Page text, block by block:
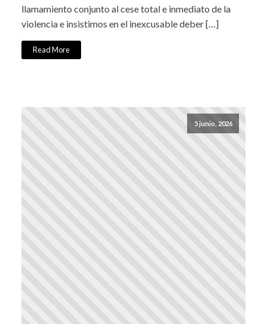
llamamiento conjunto al cese total e inmediato de la
violencia e insistimos en el inexcusable deber […]
Read More
5 junio, 2026